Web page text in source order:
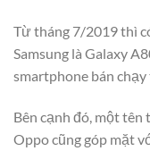
Từ tháng 7/2019 thì
Samsung là Galaxy
smartphone bán
Bên cạnh đó, một
Oppo cũng góp mặt